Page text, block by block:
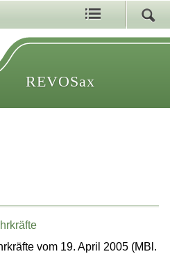
REVOSax
vom 19. April 2005 (MBl.